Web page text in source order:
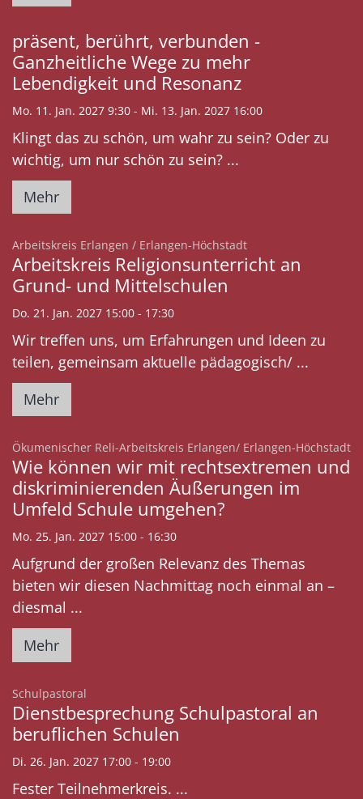
präsent, berührt, verbunden -
Ganzheitliche Wege zu mehr
Lebendigkeit und Resonanz
Mo. 11. Jan. 2027 9:30 - Mi. 13. Jan. 2027 16:00
Klingt das zu schön, um wahr zu sein? Oder zu
wichtig, um nur schön zu sein? ...
Mehr
Arbeitskreis Erlangen / Erlangen-Höchstadt:
Arbeitskreis Religionsunterricht an
Grund- und Mittelschulen
Do. 21. Jan. 2027 15:00 - 17:30
Wir treffen uns, um Erfahrungen und Ideen zu
teilen, gemeinsam aktuelle pädagogisch/ ...
Mehr
Ökumenischer Reli-Arbeitskreis Erlangen/ Erlangen-Höchstadt:
Wie können wir mit rechtsextremen und
diskriminierenden Äußerungen im
Umfeld Schule umgehen?
Mo. 25. Jan. 2027 15:00 - 16:30
Aufgrund der großen Relevanz des Themas
bieten wir diesen Nachmittag noch einmal an –
diesmal ...
Mehr
Schulpastoral
Dienstbesprechung Schulpastoral an
beruflichen Schulen
Di. 26. Jan. 2027 17:00 - 19:00
Fester Teilnehmerkreis. ...